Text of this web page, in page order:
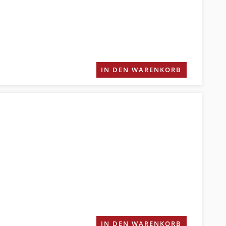
IN DEN WARENKORB
IN DEN WARENKORB